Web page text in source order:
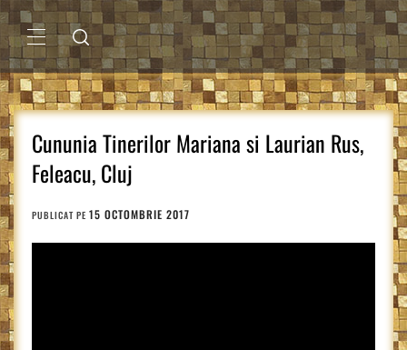
Sari
la
conținutMENIU
PRINCIPAL
Cununia Tinerilor Mariana si Laurian Rus,
Feleacu, Cluj
PUBLICAT PE 15 OCTOMBRIE 2017